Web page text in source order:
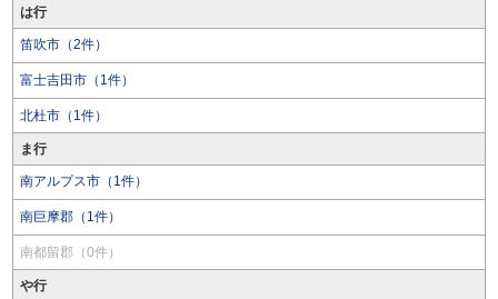
は行
笛吹市（2件）
富士吉田市（1件）
北杜市（1件）
ま行
南アルプス市（1件）
南巨摩郡（1件）
南都留郡（0件）
や行